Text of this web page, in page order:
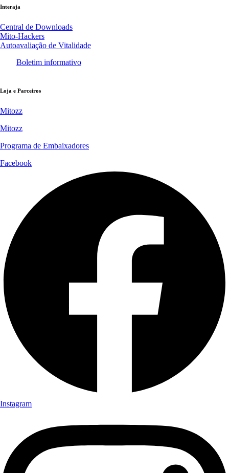
Interaja
Central de Downloads
Mito-Hackers
Autoavaliação de Vitalidade
Boletim informativo
Loja e Parceiros
Mitozz
Mitozz
Programa de Embaixadores
Facebook
Instagram